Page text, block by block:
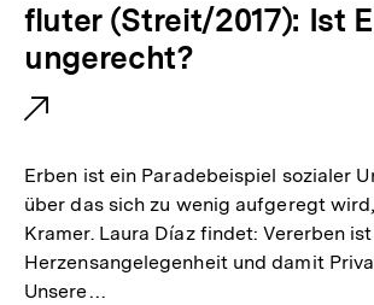
i
n
k
E
x
t
e
r
n
e
r
fluter (Streit/2017): Ist
ungerecht?
Erben ist ein Paradebeispiel sozialer
über das sich zu wenig aufgeregt
Kramer. Laura Díaz findet: Vererben
Herzensangelegenheit und damit
Unsere…